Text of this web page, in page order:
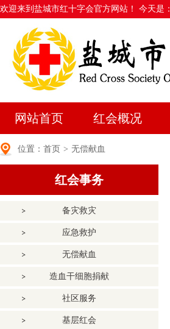
欢迎来到盐城市红十字会官方网站！ 今天是：
网站首页 红会概况
位置： 首页 > 无偿献血
红会事务
备灾救灾
应急救护
无偿献血
造血干细胞捐献
社区服务
基层红会